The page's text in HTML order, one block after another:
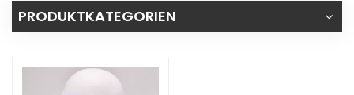
PRODUKTKATEGORIEN